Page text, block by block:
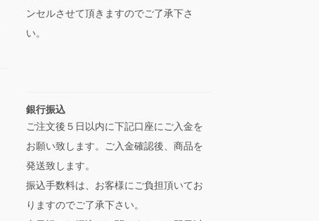
ンセルさせて頂きますのでご了承下さ
い。
銀行振込
ご注文後５日以内に下記口座にご入金を
お願い致します。ご入金確認後、商品を
発送致します。
振込手数料は、お客様にご負担頂いてお
りますのでご了承下さい。